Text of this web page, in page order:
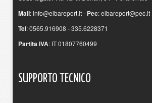
Mail:info@elbareport.it- Pec:elbareport@pec.it
Tel: 0565.916908 - 335.6228371
Partita IVA: IT 01807760499
SUPPORTO TECNICO